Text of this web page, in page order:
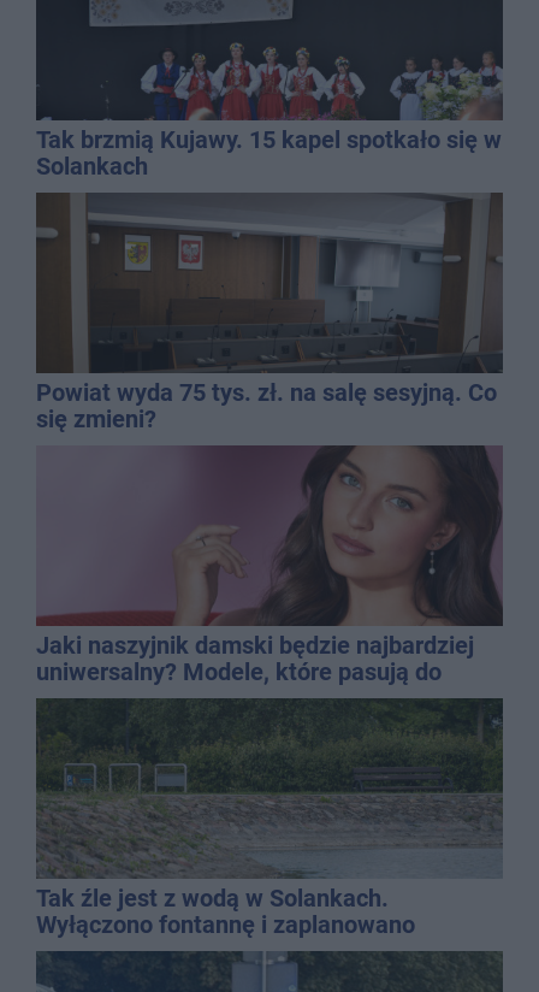
Tak brzmią Kujawy. 15 kapel spotkało się w
Solankach
Powiat wyda 75 tys. zł. na salę sesyjną. Co
się zmieni?
Jaki naszyjnik damski będzie najbardziej
uniwersalny? Modele, które pasują do
wielu stylizacji
Tak źle jest z wodą w Solankach.
Wyłączono fontannę i zaplanowano
dolewkę